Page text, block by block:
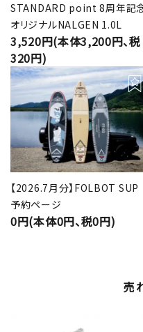
STANDARD point 8周年記
オリジナルNALGEN 1.0L
3,520円(本体3,200円、税
320円)
【2026.7月分】FOLBOT SUP
予約ページ
0円(本体0円、税0円)
売